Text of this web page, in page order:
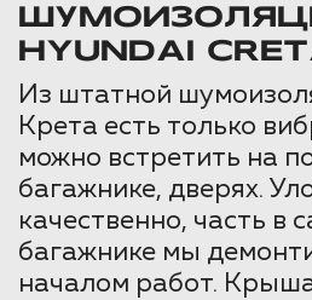
HYUNDAI
Из штатной
Крета есть только
можно встретить на
багажнике, дверях.
качественно, часть в
багажнике мы
началом работ.